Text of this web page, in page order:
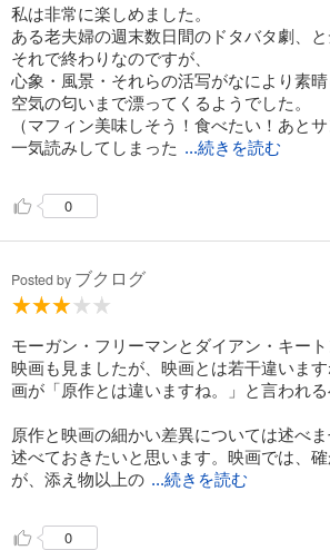
私は非常に楽しめました。
ある老夫婦の週末数日間のドタバタ劇、
それで終わりなのですが、
心象・風景・それらの活写がなにより素晴
空気の匂いまで漂ってくるようでした。
（マフィン美味しそう！食べたい！あとサ
一気読みしてしまった ...続きを読む
0
Posted by ブクログ
モーガン・フリーマンとダイアン・キート
映画も見ましたが、映画とは若干違いま
画が「原作とは違いますね。」と言われる
原作と映画の細かい差異については述べ
述べておきたいと思います。映画では、
が、添え物以上の ...続きを読む
0